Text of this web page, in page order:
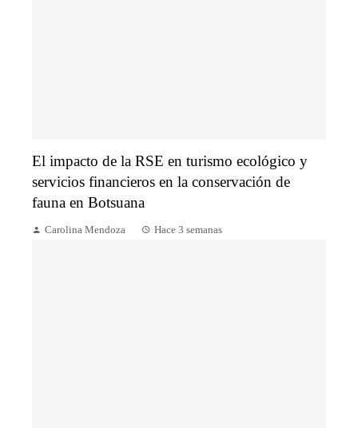
El impacto de la RSE en turismo ecológico y
servicios financieros en la conservación de
fauna en Botsuana
Carolina Mendoza Hace 3 semanas